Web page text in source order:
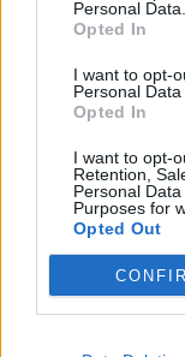
Personal Data.
Opted In
I want to opt-
Personal Data
Opted In
I want to opt-
Retention,
Personal
Purposes for
Opted Out